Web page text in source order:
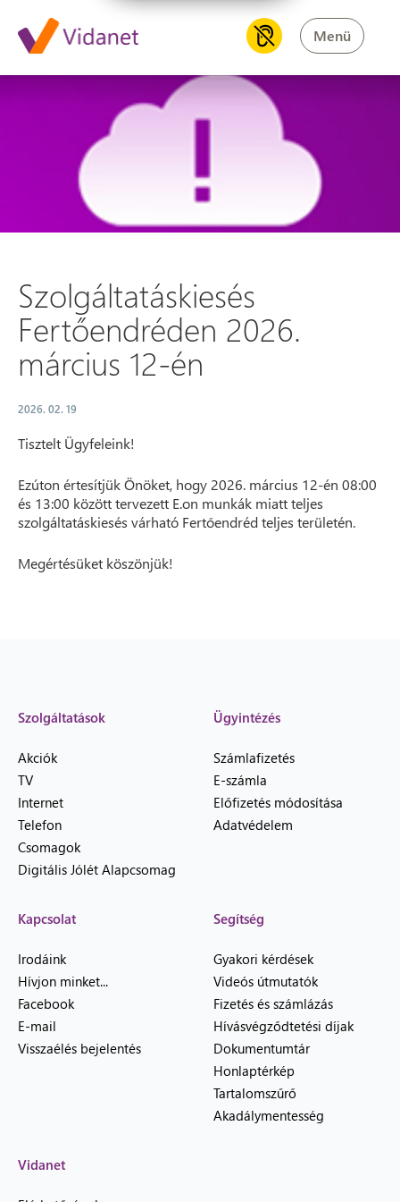
Menü
Szolgáltatáskiesés
Szolgáltatáskiesés
Fertőendréden 2026.
március 12-én
2026. 02. 19
Tisztelt Ügyfeleink!
Ezúton értesítjük Önöket, hogy 2026. március 12-én 08:00
és 13:00 között tervezett E.on munkák miatt teljes
szolgáltatáskiesés várható Fertőendréd teljes területén.
Megértésüket köszönjük!
Szolgáltatások
Akciók
TV
Internet
Telefon
Csomagok
Digitális Jólét Alapcsomag
Ügyintézés
Számlafizetés
E-számla
Előfizetés módosítása
Adatvédelem
Kapcsolat
Irodáink
Hívjon minket...
Facebook
E-mail
Visszaélés bejelentés
Segítség
Gyakori kérdések
Videós útmutatók
Fizetés és számlázás
Hívásvégződtetési díjak
Dokumentumtár
Honlaptérkép
Tartalomszűrő
Akadálymentesség
Vidanet